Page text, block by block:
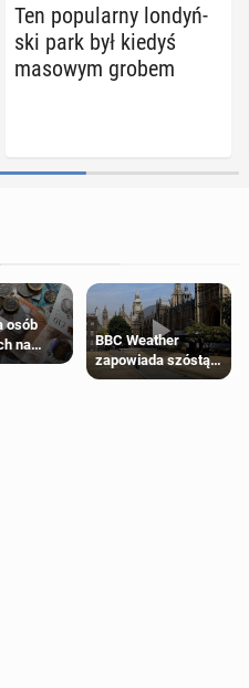
Ten po­pu­lar­ny lon­dyń­
ski park był kiedyś
masowym grobem
osób
na
BBC Weather
zapowiada szóstą
falę upałów w